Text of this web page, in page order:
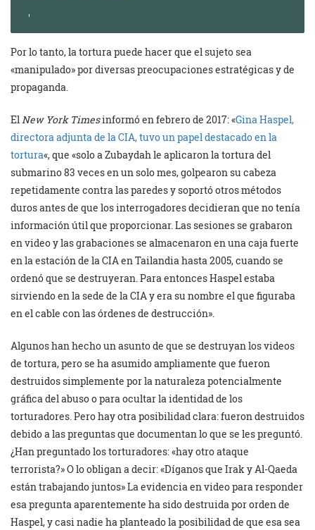
Por lo tanto, la tortura puede hacer que el sujeto sea
«manipulado» por diversas preocupaciones estratégicas y de
propaganda.
ElNew York Timesinformó en febrero de 2017: «Gina Haspel,
directora adjunta de la CIA, tuvo un papel destacado en la
tortura«, que «solo a Zubaydah le aplicaron la tortura del
submarino 83 veces en un solo mes, golpearon su cabeza
repetidamente contra las paredes y soportó otros métodos
duros antes de que los interrogadores decidieran que no tenía
información útil que proporcionar. Las sesiones se grabaron
en video y las grabaciones se almacenaron en una caja fuerte
en la estación de la CIA en Tailandia hasta 2005, cuando se
ordenó que se destruyeran. Para entonces Haspel estaba
sirviendo en la sede de la CIA y era su nombre el que figuraba
en el cable con las órdenes de destrucción».
Algunos han hecho un asunto de que se destruyan los videos
de tortura, pero se ha asumido ampliamente que fueron
destruidos simplemente por la naturaleza potencialmente
gráfica del abuso o para ocultar la identidad de los
torturadores. Pero hay otra posibilidad clara: fueron destruidos
debido a las preguntas que documentan lo que se les preguntó.
¿Han preguntado los torturadores: «hay otro ataque
terrorista?» O lo obligan a decir: «Díganos que Irak y Al-Qaeda
están trabajando juntos» La evidencia en video para responder
esa pregunta aparentemente ha sido destruida por orden de
Haspel, y casi nadie ha planteado la posibilidad de que esa sea